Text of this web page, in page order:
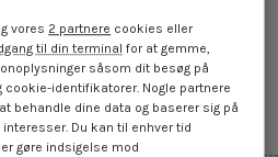
på lager
udvalg på internettet
vores 2 partnere cookies eller
til din terminal for at gemme,
såsom dit besøg på
cookie-identifikatorer. Nogle partnere
behandle dine data og baserer sig på
Du kan til enhver tid
gøre indsigelse mod